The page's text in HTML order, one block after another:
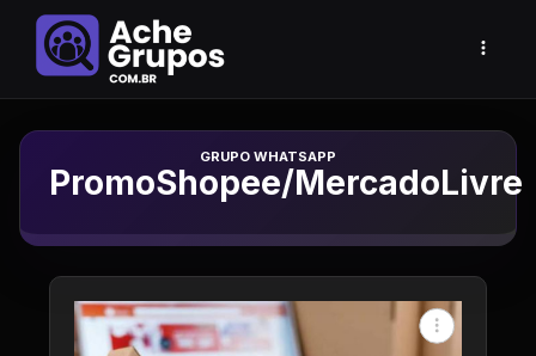
Grupo de Whatsapp
PromoShopee/MercadoLivre